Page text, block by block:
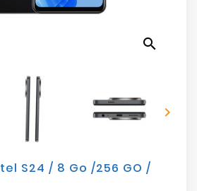
search

S24 / 8 Go /256 GO /